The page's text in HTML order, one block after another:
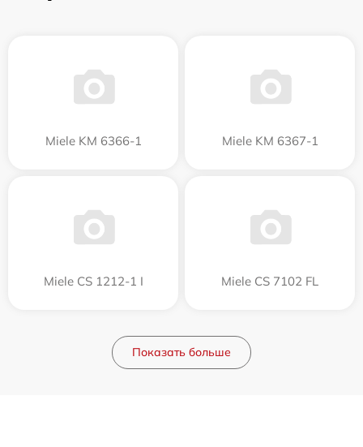
Miele KM 6366-1 Miele KM 6367-1
Miele CS 1212-1 I Miele CS 7102 FL
Показать больше